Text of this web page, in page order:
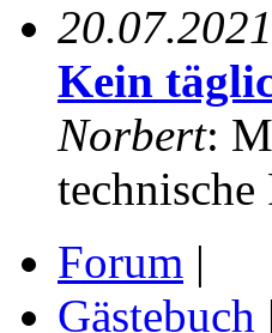
Kein
Norbert:
Forum |
Gästebuch |